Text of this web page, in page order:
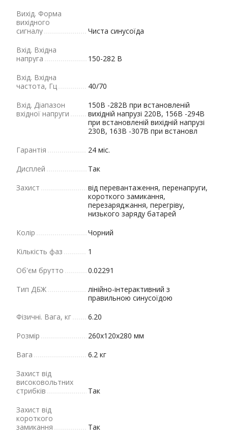
Вихід. Форма
вихідного
сигналу
Чиста синусоїда
Вхід. Вхідна
напруга
150-282 В
Вхід. Вхідна
частота, Гц
40/70
Вхід. Діапазон
вхідної напруги
150В -282В при встановленій
вихідній напрузі 220В, 156В -294В
при встановленій вихідній напрузі
230В, 163В -307В при встановл
Гарантія
24 міс.
Дисплей
Так
Захист
від перевантаження, перенапруги,
короткого замикання,
перезаряджання, перегріву,
низького заряду батарей
Колір
Чорний
Кількість фаз
1
Об'єм брутто
0.02291
Тип ДБЖ
лінійно-інтерактивний з
правильною синусоїдою
Фізичні. Вага, кг
6.20
Розмір
260х120х280 мм
Вага
6.2 кг
Захист від
високовольтних
стрибків
Так
Захист від
короткого
замикання
Так